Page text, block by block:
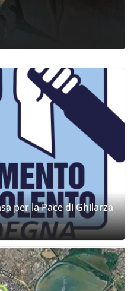
per la Pace di Ghilarza